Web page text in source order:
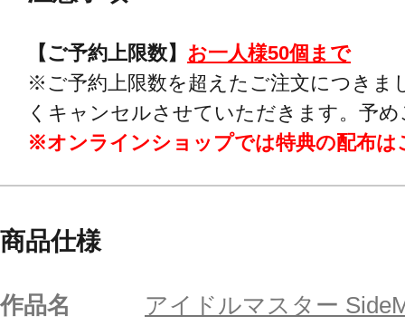
【ご予約上限数】 お一人様50個まで
※ご予約上限数を超えたご注文につきま
くキャンセルさせていただきます。予
※オンラインショップでは特典の配布は
商品仕様
作品名
アイドルマスター